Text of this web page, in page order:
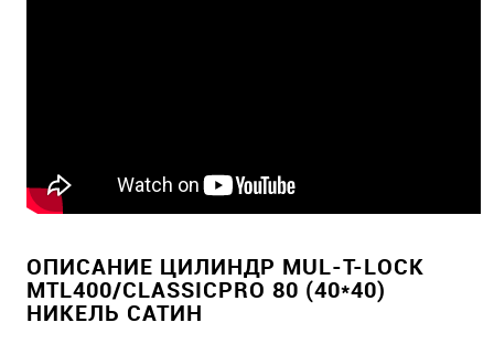
ОПИСАНИЕ ЦИЛИНДР MUL-T-LOCK
MTL400/CLASSICPRO 80 (40*40)
НИКЕЛЬ САТИН